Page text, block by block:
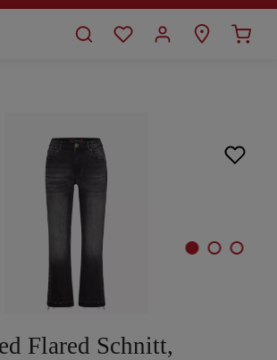
Flared Schnitt,